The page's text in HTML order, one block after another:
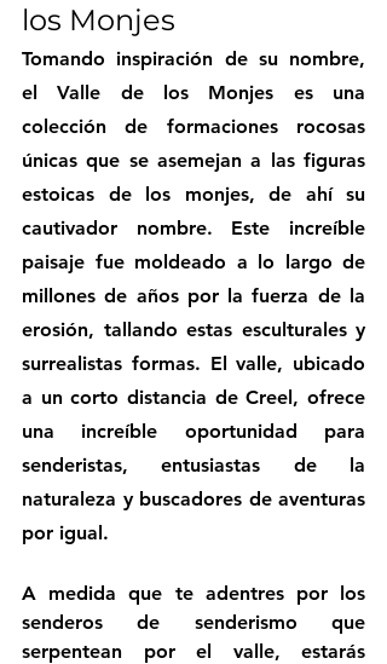
los Monjes
Tomando inspiración de su nombre,
el Valle de los Monjes es una
colección de formaciones rocosas
únicas que se asemejan a las figuras
estoicas de los monjes, de ahí su
cautivador nombre. Este increíble
paisaje fue moldeado a lo largo de
millones de años por la fuerza de la
erosión, tallando estas esculturales y
surrealistas formas. El valle, ubicado
a un corto distancia de Creel, ofrece
una increíble oportunidad para
senderistas, entusiastas de la
naturaleza y buscadores de aventuras
por igual.
A medida que te adentres por los
senderos de senderismo que
serpentean por el valle, estarás